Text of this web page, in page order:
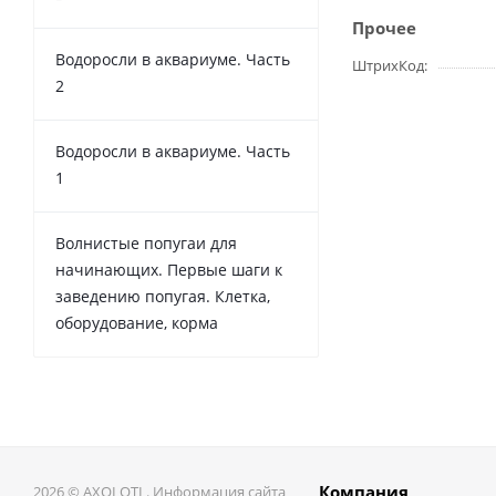
Прочее
ШтрихКод
Водоросли в аквариуме. Часть
2
Водоросли в аквариуме. Часть
1
Волнистые попугаи для
начинающих. Первые шаги к
заведению попугая. Клетка,
оборудование, корма
2026 © AXOLOTL. Информация сайта Компания